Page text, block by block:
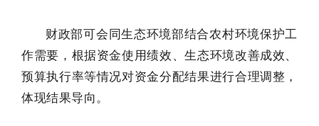
财政部可会同生态环境部结合农村环境保护工
作需要，根据资金使用绩效、生态环境改善成效、
预算执行率等情况对资金分配结果进行合理调整，
体现结果导向。